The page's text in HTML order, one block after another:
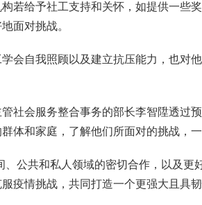
若给予社工支持和关怀，如提供一些
面对挑战。
会自我照顾以及建立抗压能力，也对
社会服务整合事务的部长李智陞透过
体和家庭，了解他们所面对的挑战，
、公共和私人领域的密切合作，以及更
疫情挑战，共同打造一个更强大且具